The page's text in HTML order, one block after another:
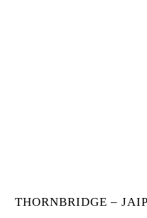
THORNBRIDGE –